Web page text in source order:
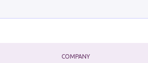
COMPANY